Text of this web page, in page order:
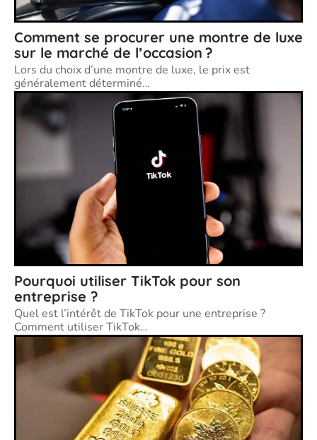
Comment se procurer une montre de luxe
sur le marché de l’occasion ?
Lors du choix d’une montre de luxe, le prix est
généralement déterminé…
Pourquoi utiliser TikTok pour son
entreprise ?
Quel est l’intérêt de TikTok pour une entreprise ?
Comment utiliser TikTok…